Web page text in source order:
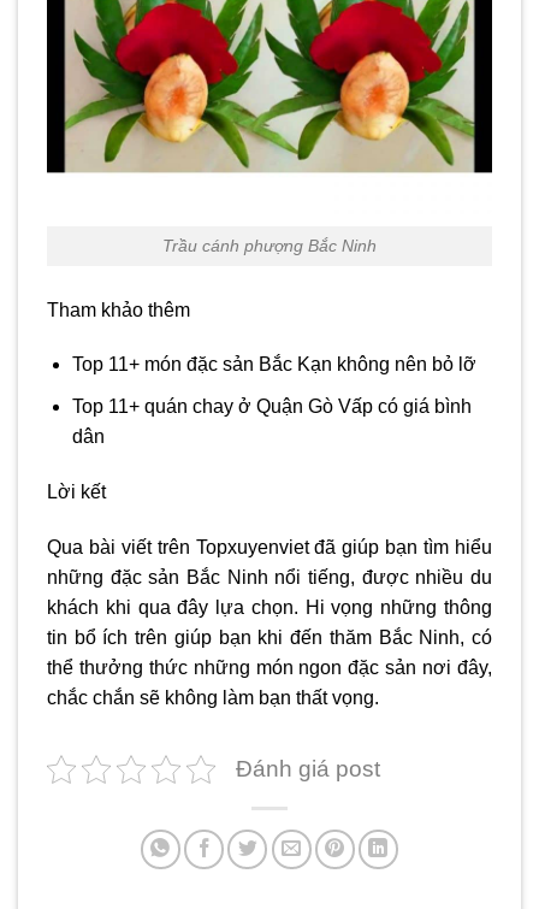
Trầu cánh phượng Bắc Ninh
Tham khảo thêm
Top 11+ món đặc sản Bắc Kạn không nên bỏ lỡ
Top 11+ quán chay ở Quận Gò Vấp có giá bình
dân
Lời kết
Qua bài viết trên Topxuyenviet đã giúp bạn tìm hiểu
những đặc sản Bắc Ninh nổi tiếng, được nhiều du
khách khi qua đây lựa chọn. Hi vọng những thông
tin bổ ích trên giúp bạn khi đến thăm Bắc Ninh, có
thể thưởng thức những món ngon đặc sản nơi đây,
chắc chắn sẽ không làm bạn thất vọng.
Đánh giá post